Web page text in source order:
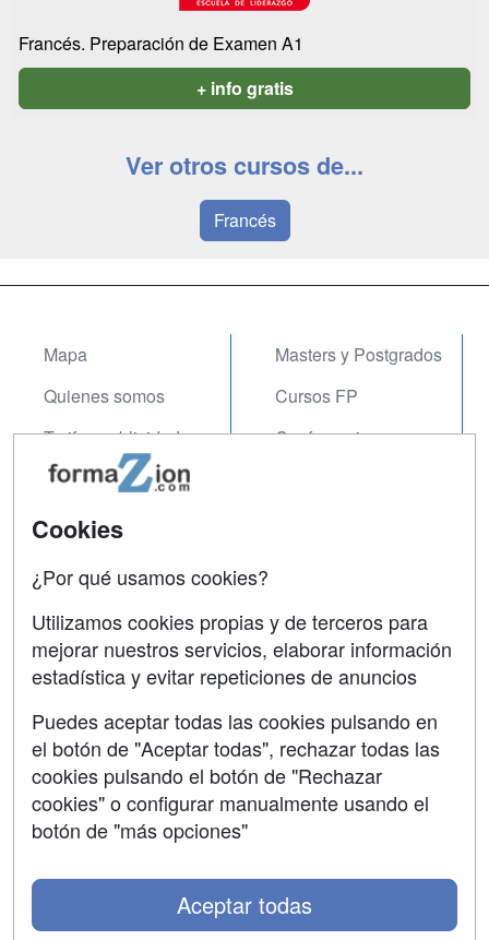
Francés. Preparación de Examen A1
+ info gratis
Ver otros cursos de...
Francés
Mapa
Quienes somos
Tarifas publicidad
Acceso Usuarios
Acceso Centros
Masters y Postgrados
Cursos FP
Conferencias
Contactar
Confidencialidad
Aviso legal
Copyleft
Cookies
¿Por qué usamos cookies?
Utilizamos cookies propias y de terceros para
mejorar nuestros servicios, elaborar información
estadística y evitar repeticiones de anuncios
Puedes aceptar todas las cookies pulsando en
el botón de "Aceptar todas", rechazar todas las
cookies pulsando el botón de "Rechazar
cookies" o configurar manualmente usando el
botón de "más opciones"
Aceptar todas